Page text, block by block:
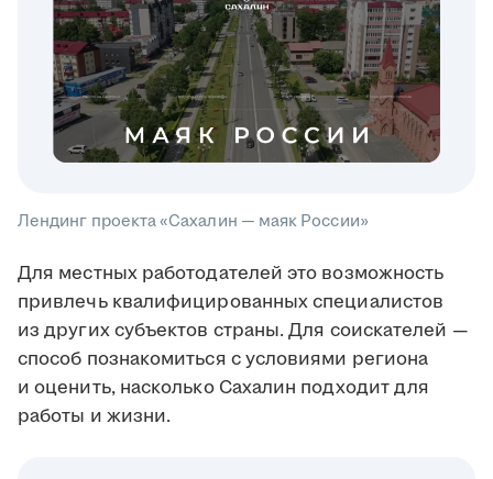
Лендинг проекта «Сахалин — маяк России»
Для местных работодателей это возможность
привлечь квалифицированных специалистов
из других субъектов страны. Для соискателей —
способ познакомиться с условиями региона
и оценить, насколько Сахалин подходит для
работы и жизни.